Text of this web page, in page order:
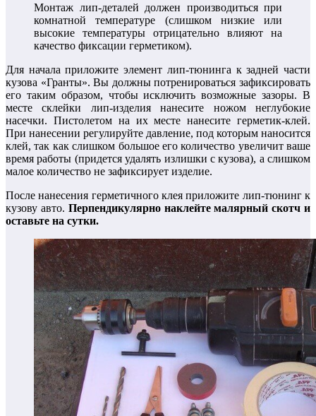
Монтаж лип-деталей должен производиться при
комнатной температуре (слишком низкие или
высокие температуры отрицательно влияют на
качество фиксации герметиком).
Для начала приложите элемент лип-тюнинга к задней части
кузова «Гранты». Вы должны потренироваться зафиксировать
его таким образом, чтобы исключить возможные зазоры. В
месте склейки лип-изделия нанесите ножом неглубокие
насечки. Пистолетом на их месте нанесите герметик-клей.
При нанесении регулируйте давление, под которым наносится
клей, так как слишком большое его количество увеличит ваше
время работы (придется удалять излишки с кузова), а слишком
малое количество не зафиксирует изделие.
После нанесения герметичного клея приложите лип-тюнинг к
кузову авто. Перпендикулярно наклейте малярный скотч и
оставьте на сутки.